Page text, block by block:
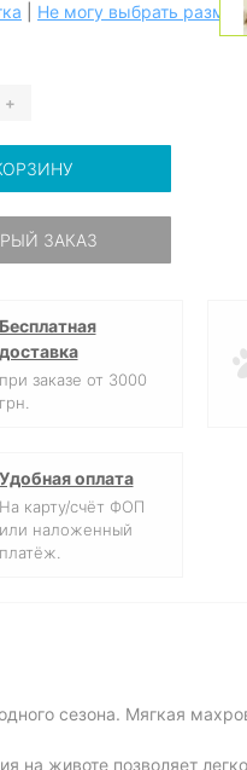
Не могу выбрать размер
+
ЗАКАЗ
Бесплатная
доставка
при заказе от 3000
грн.
Удобная оплата
На карту/счёт ФОП
или наложенный
платёж.
сезона. Мягкая
на животе позволяет